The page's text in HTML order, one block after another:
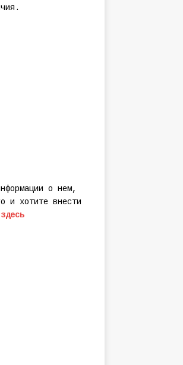
о нем,
и хотите внести
здесь